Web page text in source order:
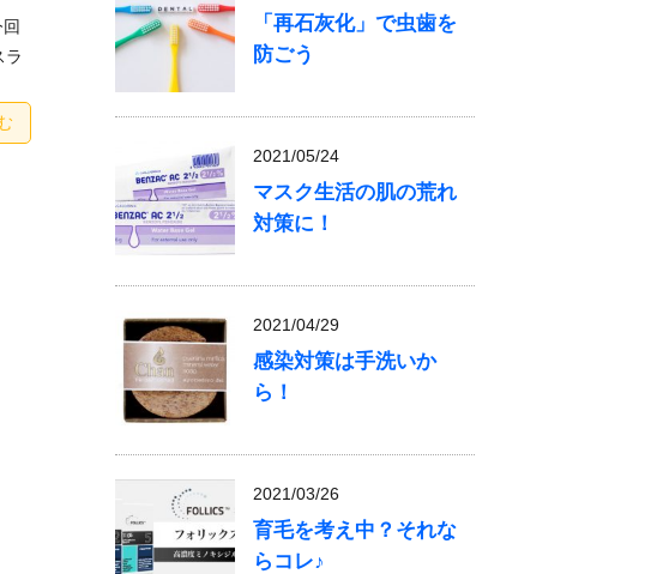
ラ
「再石灰化」で虫歯を
防ごう
2021/05/24
マスク生活の肌の荒れ
対策に！
2021/04/29
感染対策は手洗いか
ら！
2021/03/26
育毛を考え中？それな
らコレ♪